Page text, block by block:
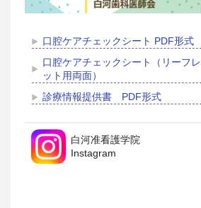
口腔ケアチェックシート PDF形式
口腔ケアチェックシート（リーフレ
ット用両面）
診療情報提供書 PDF形式
白河准看護学院
Instagram